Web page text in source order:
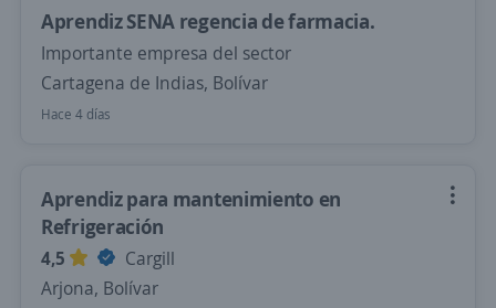
Aprendiz SENA regencia de farmacia.
Importante empresa del sector
Cartagena de Indias, Bolívar
Hace 4 días
Aprendiz para mantenimiento en
Refrigeración
4,5
Cargill
Arjona, Bolívar